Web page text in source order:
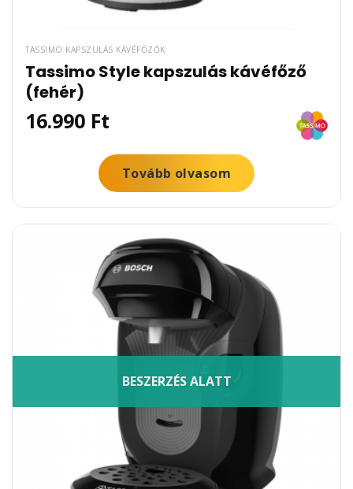
TASSIMO KAPSZULÁS KÁVÉFŐZŐK
Tassimo Style kapszulás kávéfőző
(fehér)
16.990 Ft
Tovább olvasom
BESZERZÉS ALATT